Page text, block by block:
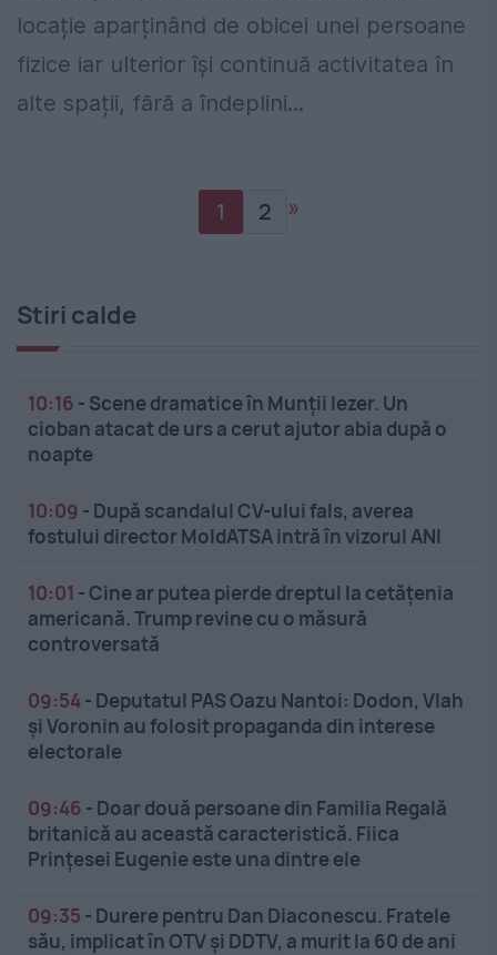
locație aparținând de obicei unei persoane
fizice iar ulterior își continuă activitatea în
alte spații, fără a îndeplini...
1 2 »
Stiri calde
10:16 - Scene dramatice în Munții Iezer. Un
cioban atacat de urs a cerut ajutor abia după o
noapte
10:09 - După scandalul CV-ului fals, averea
fostului director MoldATSA intră în vizorul ANI
10:01 -Cine ar putea pierde dreptul la cetățenia
americană. Trump revine cu o măsură
controversată
09:54- Deputatul PAS Oazu Nantoi: Dodon, Vlah
și Voronin au folosit propaganda din interese
electorale
09:46 - Doar două persoane din Familia Regală
britanică au această caracteristică. Fiica
Prințesei Eugenie este una dintre ele
09:35 - Durere pentru Dan Diaconescu. Fratele
său, implicat în OTV și DDTV, a murit la 60 de ani